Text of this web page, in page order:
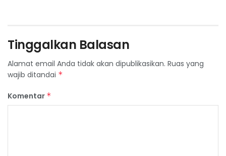
Tinggalkan Balasan
Alamat email Anda tidak akan dipublikasikan. Ruas yang
wajib ditandai *
Komentar *